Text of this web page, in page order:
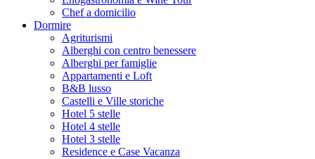
Chef a domicilio
Dormire
Agriturismi
Alberghi con centro benessere
Alberghi per famiglie
Appartamenti e Loft
B&B lusso
Castelli e Ville storiche
Hotel 5 stelle
Hotel 4 stelle
Hotel 3 stelle
Residence e Case Vacanza